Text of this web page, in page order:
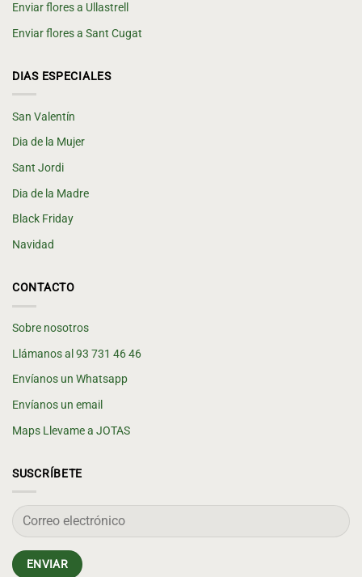
Enviar flores a Ullastrell
Enviar flores a Sant Cugat
DIAS ESPECIALES
San Valentín
Dia de la Mujer
Sant Jordi
Dia de la Madre
Black Friday
Navidad
CONTACTO
Sobre nosotros
Llámanos al 93 731 46 46
Envíanos un Whatsapp
Envíanos un email
Maps Llevame a JOTAS
SUSCRÍBETE